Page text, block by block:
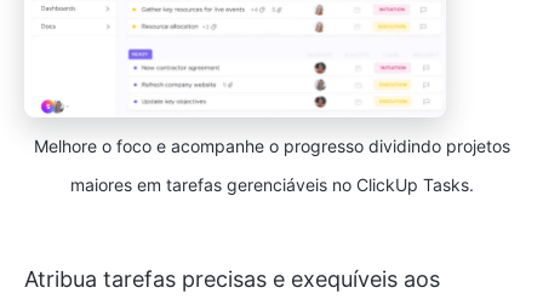
Melhore o foco e acompanhe o progresso dividindo projetos
maiores em tarefas gerenciáveis no ClickUp Tasks.
Atribua tarefas precisas e exequíveis aos